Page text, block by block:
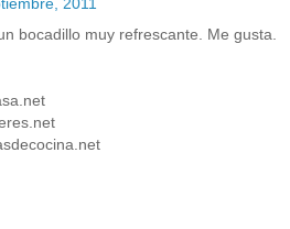
bocadillo muy refrescante. Me gusta.